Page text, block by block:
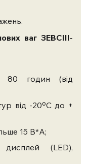
ваг ЗЕВСIII-
80 годин (від
від -20ºC до +
15 В*А;
дисплей (LED),